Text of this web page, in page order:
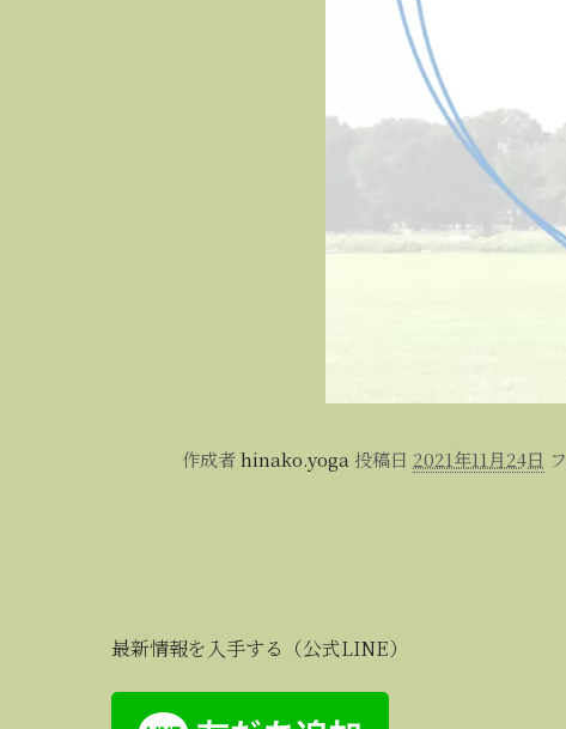
作成者hinako.yoga 投稿日 2021年11月24日
最新情報を入手する（公式LINE）